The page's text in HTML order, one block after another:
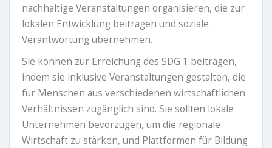
nachhaltige Veranstaltungen organisieren, die zur
lokalen Entwicklung beitragen und soziale
Verantwortung übernehmen.
Sie können zur Erreichung des SDG 1 beitragen,
indem sie inklusive Veranstaltungen gestalten, die
für Menschen aus verschiedenen wirtschaftlichen
Verhältnissen zugänglich sind. Sie sollten lokale
Unternehmen bevorzugen, um die regionale
Wirtschaft zu stärken, und Plattformen für Bildung